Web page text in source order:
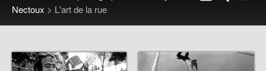
Nectoux > L'art de la rue